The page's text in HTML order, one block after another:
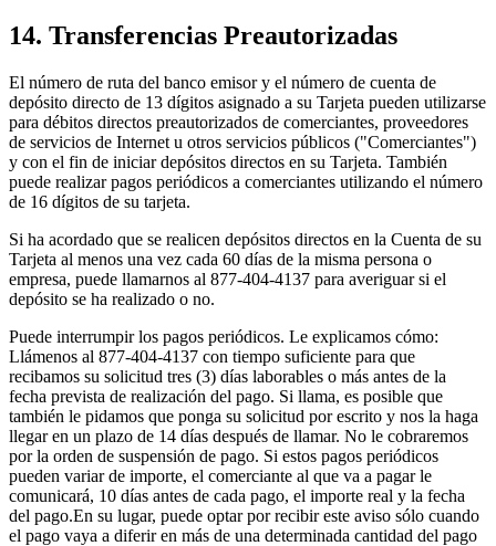
14. Transferencias Preautorizadas
El número de ruta del banco emisor y el número de cuenta de
depósito directo de 13 dígitos asignado a su Tarjeta pueden utilizarse
para débitos directos preautorizados de comerciantes, proveedores
de servicios de Internet u otros servicios públicos ("Comerciantes")
y con el fin de iniciar depósitos directos en su Tarjeta. También
puede realizar pagos periódicos a comerciantes utilizando el número
de 16 dígitos de su tarjeta.
Si ha acordado que se realicen depósitos directos en la Cuenta de su
Tarjeta al menos una vez cada 60 días de la misma persona o
empresa, puede llamarnos al 877-404-4137 para averiguar si el
depósito se ha realizado o no.
Puede interrumpir los pagos periódicos. Le explicamos cómo:
Llámenos al 877-404-4137 con tiempo suficiente para que
recibamos su solicitud tres (3) días laborables o más antes de la
fecha prevista de realización del pago. Si llama, es posible que
también le pidamos que ponga su solicitud por escrito y nos la haga
llegar en un plazo de 14 días después de llamar. No le cobraremos
por la orden de suspensión de pago. Si estos pagos periódicos
pueden variar de importe, el comerciante al que va a pagar le
comunicará, 10 días antes de cada pago, el importe real y la fecha
del pago.En su lugar, puede optar por recibir este aviso sólo cuando
el pago vaya a diferir en más de una determinada cantidad del pago